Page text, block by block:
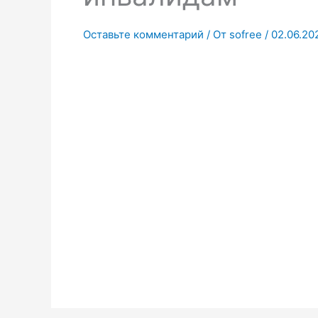
Оставьте комментарий / От sofree /